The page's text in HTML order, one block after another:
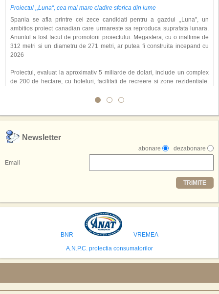
Proiectul ,,Luna'', cea mai mare cladire sferica din lume
Spania se afla printre cei zece candidati pentru a gazdui ,,Luna'', un
ambitios proiect canadian care urmareste sa reproduca suprafata lunara.
Anuntul a fost facut de promotorii proiectului. Megasfera, cu o inaltime de
312 metri si un diametru de 271 metri, ar putea fi construita incepand cu
2026
Proiectul, evaluat la aproximativ 5 miliarde de dolari, include un complex
de 200 de hectare, cu hoteluri, facilitati de recreere si zone rezidentiale.
atragerea a pana la 10 milioane de turisti anual. �Luna� ar putea deveni
exclusiv simularea suprafetei lunare.
,,Credem ca exista sanse mari sa anuntam nu doar o locatie, ci poate mai
multe'', a declarat Michael R. Henderson, cofondator al Moon World
Resorts, citat de Gulf News. Potrivit acestuia, 2026 ar putea deveni un an
decisiv pentru reali zarea proiectului.
Printre celelalte tari care concureaza pentru a gazdui aceasta constructie
se numara Australia, Brazilia, China, Egipt, India, Polonia, Thailanda,
avea cele mai mari sanse de a castiga licitatia. Totusi, Spania, care se
preconizeaza ca va deveni a doua cea mai vizitata tara din lume in 2025,
isi bazeaza oferta pe infrastructura turistica solida si capacitatea hoteliera."
Newsletter
dezabonare
abonare
Email
TRIMITE
BNR
VREMEA
A.N.P.C. protectia consumatorilor